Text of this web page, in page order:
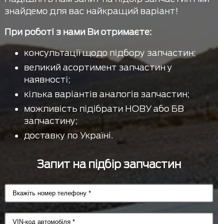
знайдемо для вас найкращий варіант!
При роботі з нами Ви отримаєте:
консультації щодо підбору запчастин;
великий асортимент запчастин у
наявності;
кілька варіантів аналогів запчастин;
можливість підібрати НОВУ або БВ
запчастину;
доставку по Україні.
Запит на підбір запчастин